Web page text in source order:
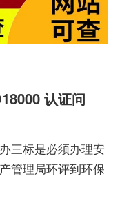
认证问
三标是必须办理安
管理局环评到环保